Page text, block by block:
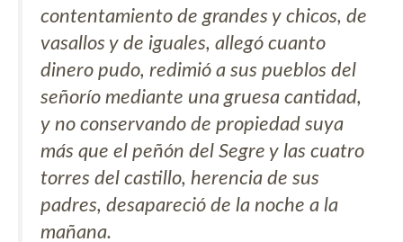
contentamiento de grandes y chicos, de
vasallos y de iguales, allegó cuanto
dinero pudo, redimió a sus pueblos del
señorío mediante una gruesa cantidad,
y no conservando de propiedad suya
más que el peñón del Segre y las cuatro
torres del castillo, herencia de sus
padres, desapareció de la noche a la
mañana.